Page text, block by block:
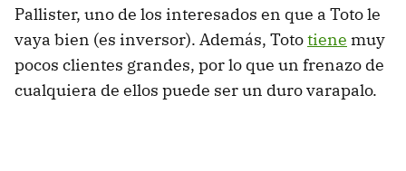
Pallister, uno de los interesados en que a Toto le
vaya bien (es inversor). Además, Tototiene muy
pocos clientes grandes, por lo que un frenazo de
cualquiera de ellos puede ser un duro varapalo.